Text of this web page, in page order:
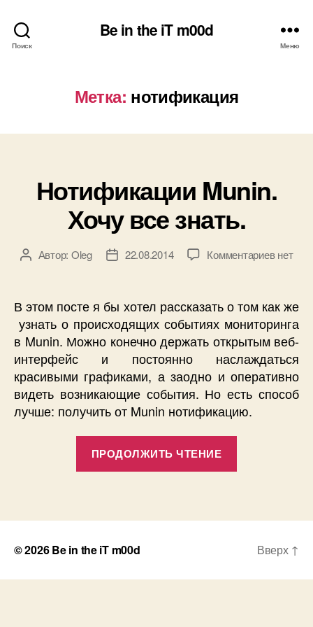
Поиск
Be in the iT m00d
Меню
Метка: нотификация
Рубрики
Нотификации Munin.
Хочу все знать.
АвторАвтор: Oleg
Дата22.08.2014 Комментариевк
Хочу
все
знать.
нет
В этом посте я бы хотел рассказать о том как же
узнать о происходящих событиях мониторинга
в Munin. Можно конечно держать открытым веб-
интерфейс и постоянно наслаждаться
красивыми графиками, а заодно и оперативно
видеть возникающие события. Но есть способ
лучше: получить от Munin нотификацию.
ПРОДОЛЖИТЬ ЧТЕНИЕ
знать.»
© 2026Be in the iT m00d Вверх ↑